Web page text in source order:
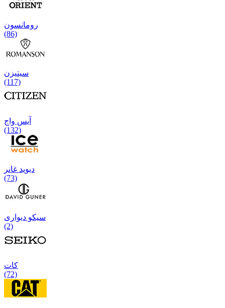
رومانسون
(86)
سیتیزن
(117)
آیس واج
(132)
دیوید غانر
(73)
سیکو دیواری
(2)
كات
(72)